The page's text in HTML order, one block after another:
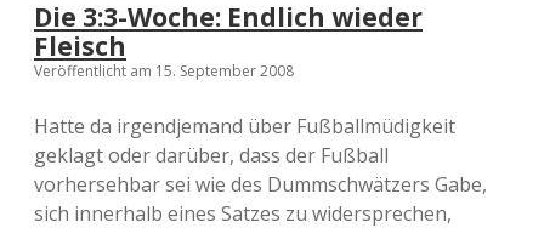
Die 3:3-Woche: Endlich wieder
Fleisch
Veröffentlicht am 15. September 2008
Hatte da irgendjemand über Fußballmüdigkeit
geklagt oder darüber, dass der Fußball
vorhersehbar sei wie des Dummschwätzers Gabe,
sich innerhalb eines Satzes zu widersprechen,